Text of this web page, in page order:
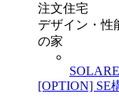
注文住宅
デザイン・性
の家
SOLARE
[OPTION] SE